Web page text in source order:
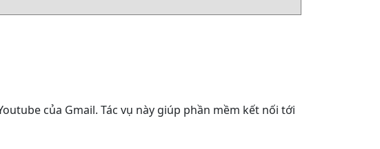
của Gmail. Tác vụ này giúp phần mềm kết nối tới